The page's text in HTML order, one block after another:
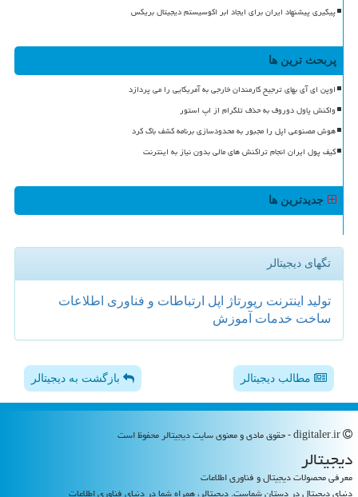
پیگیری پیشنهاد ایران برای ایجاد ابر اکوسیستم دیجیتال بریکس
پربحث ترین ها
اوپن ای آی بهای ترجیح کارمندان خارجی به آمریکایی را می پردازد
واکنش پاول دوروف به حذف تلگرام از اپ استور
هوش مصنوعی اپل را مجبور به محدودسازی برنامه کشف باگ کرد
کیف پول ایران انجام تراکنش های مالی بدون نیاز به اینترنت
جدیدترین ها
تگهای دیجیتالر
تولید اینترنت رپورتاژ اپل ارتباطات و فناوری اطلاعات
ساخت خدمات آموزش
مطالب دیجیتالر بازگشت به دیجیتالر
دیجیتالر
معرفی محصولات دیجیتال و فناوری اطلاعات
دنیای دیجیتال در دستان شماست. دیجیتالر، همراه شما در دنیای فناوری اطلاعات